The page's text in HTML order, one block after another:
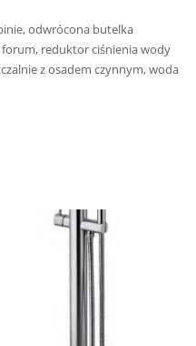
odwrócona butelka
reduktor ciśnienia wody
z osadem czynnym, woda